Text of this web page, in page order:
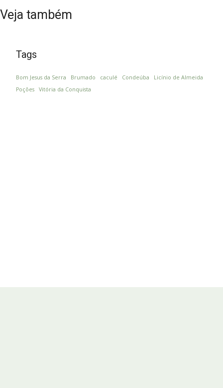
Veja também
Tags
Bom Jesus da Serra Brumado caculé Condeúba
Licínio de Almeida
Poções
Vitória da Conquista